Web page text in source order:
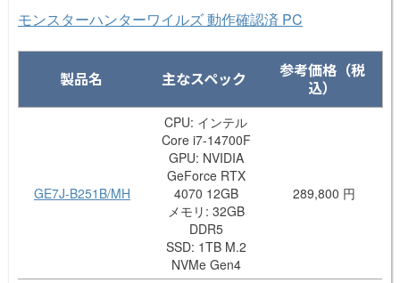
モンスターハンターワイルズ 動作確認済 PC
製品名 主なスペック
参考価格（税
込）
GE7J-B251B/MH
CPU: インテル
Core i7-14700F
GPU: NVIDIA
GeForce RTX
4070 12GB
メモリ: 32GB
DDR5
SSD: 1TB M.2
NVMe Gen4
289,800 円